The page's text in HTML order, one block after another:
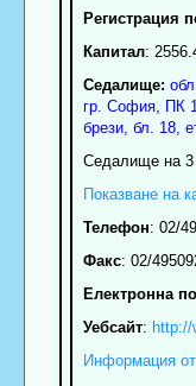
Регистрация
Капитал:
Седалище: обл.
гр. София, ПК
брези, бл. 18,
Седалище на 3
Показване на
Телефон: 02/
Факс: 02/
Електронна
Уебсайт: http://
Информация от